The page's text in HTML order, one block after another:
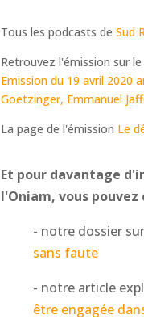
Tous les podcasts de Sud
Retrouvez l'émission sur
Emission du 19 avril 2020
Goetzinger, Emmanuel
La page de l'émission Le
Et pour davantage
l'Oniam, vous pouvez
- notre dossier
sans faute
- notre article
être engagée